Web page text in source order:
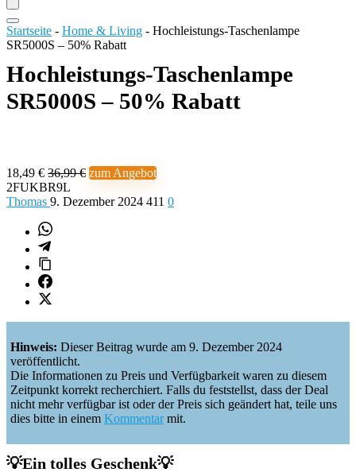
Startseite - Home & Living - Hochleistungs-Taschenlampe
SR5000S – 50% Rabatt
Hochleistungs-Taschenlampe
SR5000S – 50% Rabatt
18,49 € 36,99 € zum Angebot
2FUKBR9L
Thomas 9. Dezember 2024 411 0
Hinweis: Dieser Beitrag wurde am 9. Dezember 2024
veröffentlicht.
Die Informationen zu Preis und Verfügbarkeit waren zu diesem
Zeitpunkt korrekt recherchiert. Falls du feststellst, dass der Deal
nicht mehr verfügbar ist oder der Preis sich geändert hat, teile uns
dies bitte in einem Kommentarmit.
💡Ein tolles Geschenk💡